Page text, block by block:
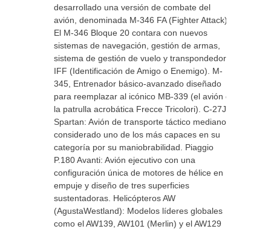
desarrollado una versión de combate del
avión, denominada M-346 FA (Fighter Attack).
El M-346 Bloque 20 contara con nuevos
sistemas de navegación, gestión de armas,
sistema de gestión de vuelo y transpondedor
IFF (Identificación de Amigo o Enemigo). M-
345, Entrenador básico-avanzado diseñado
para reemplazar al icónico MB-339 (el avión de
la patrulla acrobática Frecce Tricolori). C-27J
Spartan: Avión de transporte táctico mediano,
considerado uno de los más capaces en su
categoría por su maniobrabilidad. Piaggio
P.180 Avanti: Avión ejecutivo con una
configuración única de motores de hélice en
empuje y diseño de tres superficies
sustentadoras. Helicópteros AW
(AgustaWestland): Modelos líderes globales
como el AW139, AW101 (Merlin) y el AW129